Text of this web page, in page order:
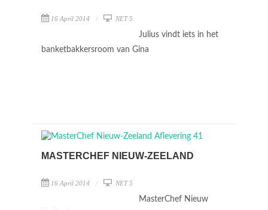
16 April 2014 NET 5
Julius vindt iets in het
banketbakkersroom van Gina
MASTERCHEF NIEUW-ZEELAND
16 April 2014 NET 5
MasterChef Nieuw